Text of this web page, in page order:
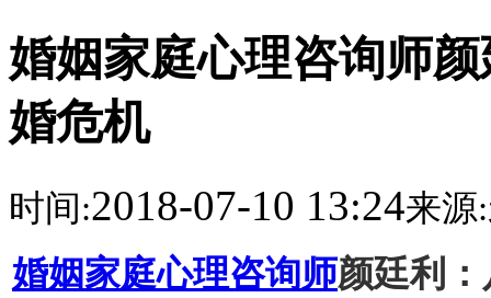
婚姻家庭心理咨询师
婚危机
时间:2018-07-10 13:24来源:
婚姻家庭心理咨询师颜廷利